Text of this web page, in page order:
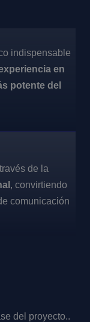
indispensable
en
potente del
de la
, convirtiendo
comunicación
del proyecto..